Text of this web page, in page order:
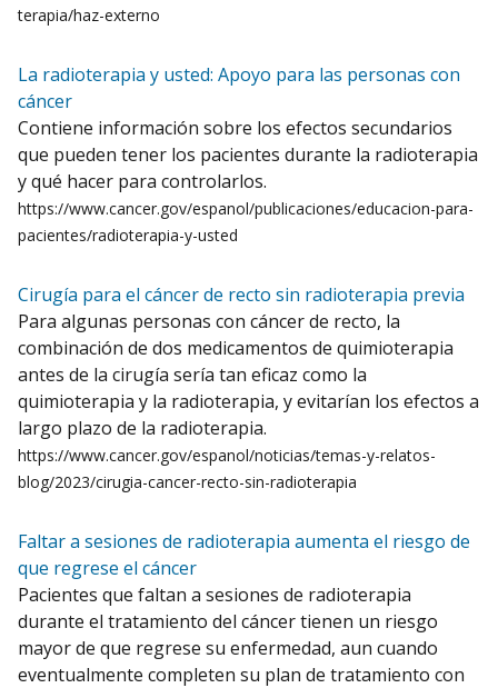
terapia/haz-externo
La radioterapia y usted: Apoyo para las personas con
cáncer
Contiene información sobre los efectos secundarios
que pueden tener los pacientes durante la radioterapia
y qué hacer para controlarlos.
https://www.cancer.gov/espanol/publicaciones/educacion-para-
pacientes/radioterapia-y-usted
Cirugía para el cáncer de recto sin radioterapia previa
Para algunas personas con cáncer de recto, la
combinación de dos medicamentos de quimioterapia
antes de la cirugía sería tan eficaz como la
quimioterapia y la radioterapia, y evitarían los efectos a
largo plazo de la radioterapia.
https://www.cancer.gov/espanol/noticias/temas-y-relatos-
blog/2023/cirugia-cancer-recto-sin-radioterapia
Faltar a sesiones de radioterapia aumenta el riesgo de
que regrese el cáncer
Pacientes que faltan a sesiones de radioterapia
durante el tratamiento del cáncer tienen un riesgo
mayor de que regrese su enfermedad, aun cuando
eventualmente completen su plan de tratamiento con